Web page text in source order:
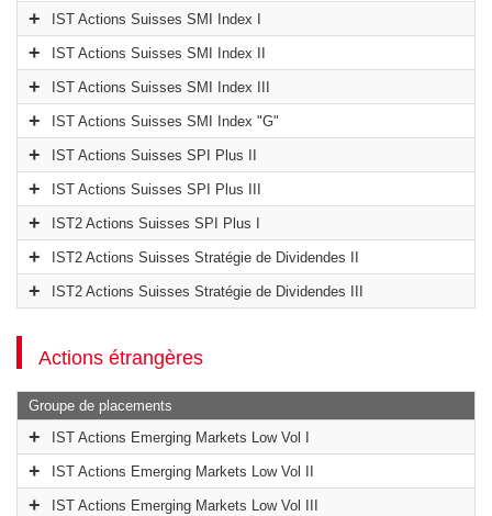
IST Actions Suisses SMI Index I
IST Actions Suisses SMI Index II
IST Actions Suisses SMI Index III
IST Actions Suisses SMI Index "G"
IST Actions Suisses SPI Plus II
IST Actions Suisses SPI Plus III
IST2 Actions Suisses SPI Plus I
IST2 Actions Suisses Stratégie de Dividendes II
IST2 Actions Suisses Stratégie de Dividendes III
Actions étrangères
Groupe de placements
IST Actions Emerging Markets Low Vol I
IST Actions Emerging Markets Low Vol II
IST Actions Emerging Markets Low Vol III